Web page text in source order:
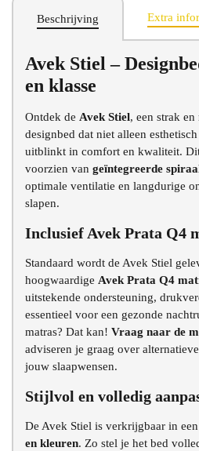
In winkelmand
Beschrijving Extra
Avek Stiel –
en klasse
Ontdek de Avek Stiel, een strak
designbed dat niet alleen
uitblinkt in comfort en kwaliteit.
voorzien van geïntegreerde
optimale ventilatie en langdurige
slapen.
Inclusief Avek Prata Q4
Standaard wordt de Avek Stiel
hoogwaardige Avek Prata Q4
uitstekende ondersteuning,
essentieel voor een gezonde
matras? Dat kan! Vraag naar de
adviseren je graag over
jouw slaapwensen.
Stijlvol en volledig
De Avek Stiel is verkrijgbaar in een
en kleuren. Zo stel je het bed